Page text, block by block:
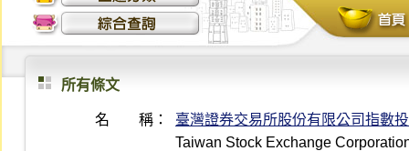
所有條文
名 稱：
臺灣證券交易所股份有限公司指數
Taiwan Stock Exchange